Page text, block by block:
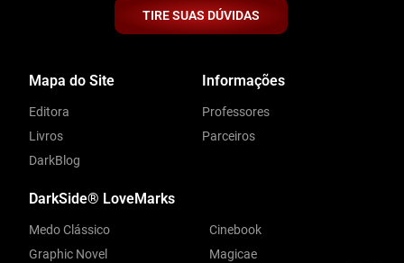
TIRE SUAS DÚVIDAS
Mapa do Site
Editora
Livros
DarkBlog
Informações
Professores
Parceiros
DarkSide® LoveMarks
Medo Clássico
Graphic Novel
Cinebook
Magicae